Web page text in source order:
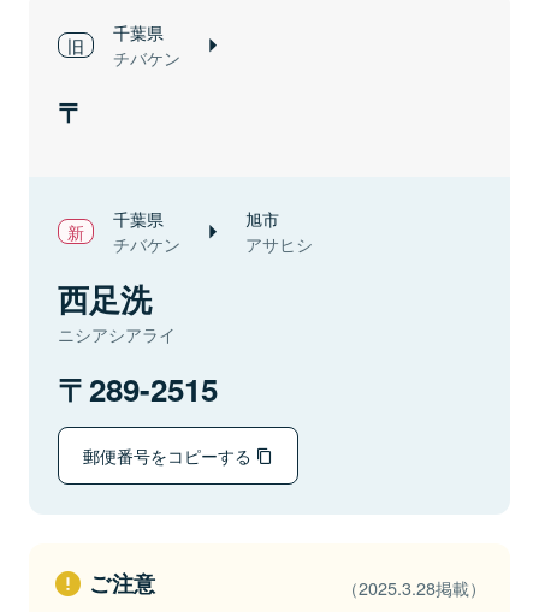
千葉県
チバケン
千葉県
チバケン
旭市
アサヒシ
西足洗
ニシアシアライ
289-2515
郵便番号をコピーする
ご注意 （2025.3.28掲載）